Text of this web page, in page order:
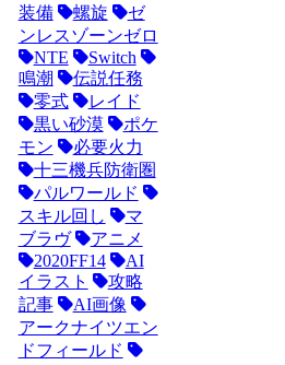
装備
螺旋
ゼ
ンレスゾーンゼロ
NTE
Switch
鳴潮
伝説任務
零式
レイド
黒い砂漠
ポケ
モン
必要火力
十三機兵防衛圏
パルワールド
スキル回し
マ
ブラヴ
アニメ
2020FF14
AI
イラスト
攻略
記事
AI画像
アークナイツエン
ドフィールド